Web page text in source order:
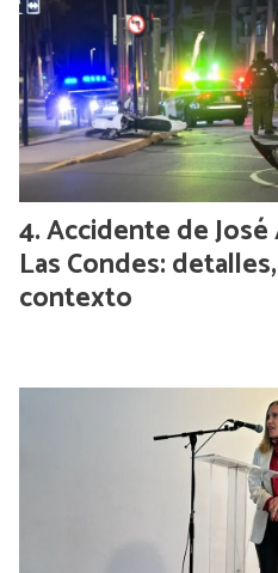
Accidente de
Las Condes:
contexto